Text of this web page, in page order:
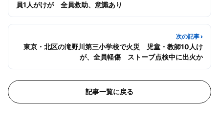
員1人がけが 全員救助、意識あり
次の記事 ›
東京・北区の滝野川第三小学校で火災 児童・教師10人け
が、全員軽傷 ストーブ点検中に出火か
記事一覧に戻る